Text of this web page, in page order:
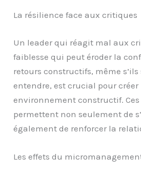
La résilience face aux critiques
Un leader qui réagit mal aux
faiblesse qui peut éroder la
retours constructifs, même
entendre, est crucial pour créer
environnement constructif.
permettent non seulement de
également de renforcer la
Les effets du